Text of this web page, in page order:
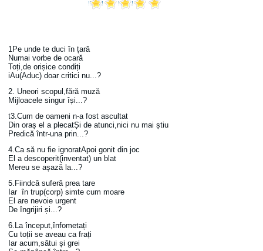
1Pe unde te duci în țară
Numai vorbe de ocară
Toți,de orișice condiți
iAu(Aduc) doar critici nu...?
2. Uneori scopul,fără muză
Mijloacele singur își...?
t3.Cum de oameni n-a fost ascultat
Din oraș el a plecatȘi de atunci,nici nu mai știu
Predică într-una prin...?
4.Ca să nu fie ignoratApoi gonit din joc
El a descoperit(inventat) un blat
Mereu se așază la...?
5.Fiindcă suferă prea tare
Iar în trup(corp) simte cum moare
El are nevoie urgent
De îngrijiri și...?
6.La început,înfometați
Cu toții se aveau ca frați
Iar acum,sătui și grei